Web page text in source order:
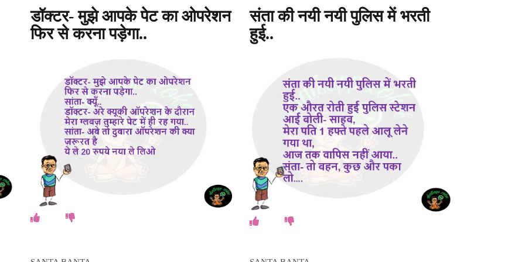
डॉक्टर- मुझे आपके पेट का ओपरेशन
फिर से करना पड़ेगा..
संता की नयी नयी पुलिस में भरती
हुई..